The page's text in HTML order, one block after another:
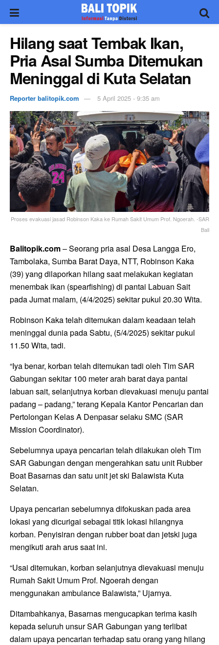
Hilang saat Tembak Ikan,
Pria Asal Sumba Ditemukan
Meninggal di Kuta Selatan
Reporter balitopik.com 5 April 2025 - 9:35 am
Proses evakuasi jasad Robinson Kaka ke Rumah Sakit Umum Prof. Ngoerah. -SAR
Bali
Balitopik.com– Seorang pria asal Desa Langga Ero,
Tambolaka, Sumba Barat Daya, NTT, Robinson Kaka
(39) yang dilaporkan hilang saat melakukan kegiatan
menembak ikan (spearfishing) di pantai Labuan Sait
pada Jumat malam, (4/4/2025) sekitar pukul 20.30 Wita.
Robinson Kaka telah ditemukan dalam keadaan telah
meninggal dunia pada Sabtu, (5/4/2025) sekitar pukul
11.50 Wita, tadi.
“Iya benar, korban telah ditemukan tadi oleh Tim SAR
Gabungan sekitar 100 meter arah barat daya pantai
labuan sait, selanjutnya korban dievakuasi menuju pantai
padang – padang,” terang Kepala Kantor Pencarian dan
Pertolongan Kelas A Denpasar selaku SMC (SAR
Mission Coordinator).
Sebelumnya upaya pencarian telah dilakukan oleh Tim
SAR Gabungan dengan mengerahkan satu unit Rubber
Boat Basarnas dan satu unit jet ski Balawista Kuta
Selatan.
Upaya pencarian sebelumnya difokuskan pada area
lokasi yang dicurigai sebagai titik lokasi hilangnya
korban. Penyisiran dengan rubber boat dan jetski juga
mengikuti arah arus saat ini.
“Usai ditemukan, korban selanjutnya dievakuasi menuju
Rumah Sakit Umum Prof. Ngoerah dengan
menggunakan ambulance Balawista,” Ujarnya.
Ditambahkanya, Basarnas mengucapkan terima kasih
kepada seluruh unsur SAR Gabungan yang terlibat
dalam upaya pencarian terhadap satu orang yang hilang